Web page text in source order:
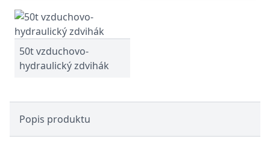
50t vzduchovo-
hydraulický zdvihák
Popis produktu